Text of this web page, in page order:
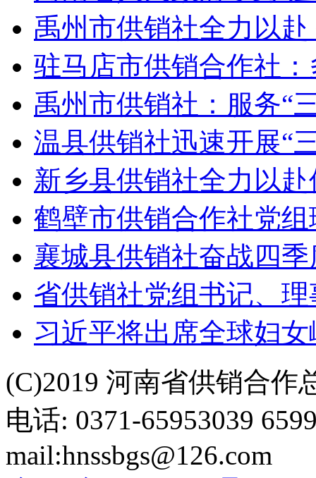
禹州市供销社全力以
驻马店市供销合作社
禹州市供销社：服务“
温县供销社迅速开展“
新乡县供销社全力以
鹤壁市供销合作社党
襄城县供销社奋战四
省供销社党组书记、
习近平将出席全球妇
(C)2019 河南省供销合作
电话: 0371-65953039
mail:hnssbgs@126.com